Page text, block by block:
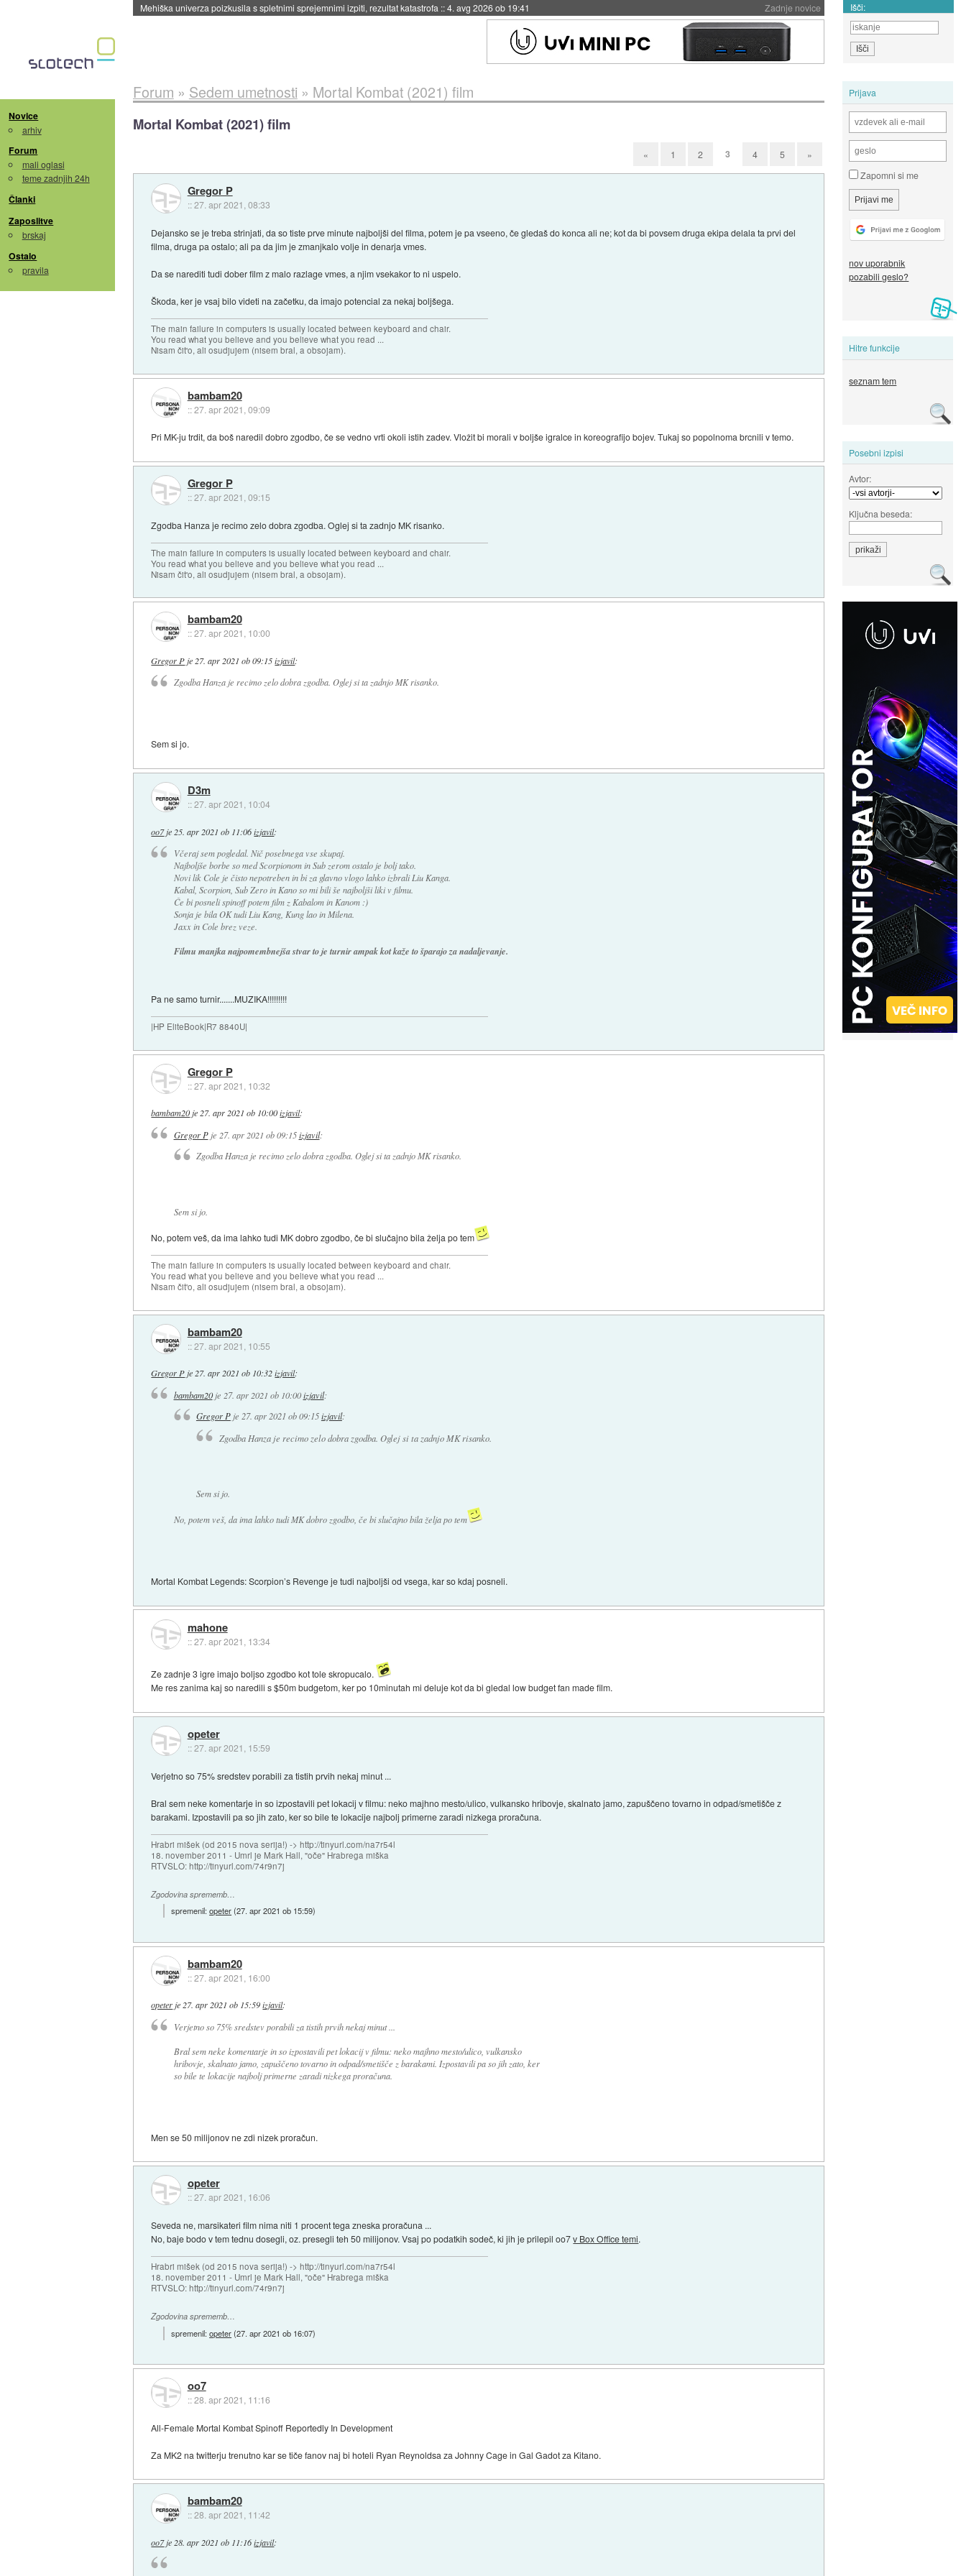
Zadnje novice
Evropska vesoljska agencija razvija svojo raketo za večkratno uporabo::4. avg 2026 ob 19:41 Išči:
Novice
arhiv
Forum
mali oglasi
teme zadnjih 24h
Članki
Zaposlitve
brskaj
Ostalo
pravila
Prijava
Zapomni si me
nov uporabnik
pozabili geslo?
Hitre funkcije
seznam tem
Posebni izpisi
Avtor:
Ključna beseda:
Forum » Sedem umetnosti » Mortal Kombat (2021) film
Mortal Kombat (2021) film
« 1 2 3 4 5 »
Gregor P
::27. apr 2021, 08:33
Dejansko se je treba strinjati, da so tiste prve minute najboljši del filma, potem je pa vseeno, če gledaš do konca ali ne; kot da bi povsem druga ekipa delala ta prvi del
filma, druga pa ostalo; ali pa da jim je zmanjkalo volje in denarja vmes.
Da se narediti tudi dober film z malo razlage vmes, a njim vsekakor to ni uspelo.
Škoda, ker je vsaj bilo videti na začetku, da imajo potencial za nekaj boljšega.
The main failure in computers is usually located between keyboard and chair.
You read what you believe and you believe what you read ...
Nisam čit'o, ali osudjujem (nisem bral, a obsojam).
bambam20
::27. apr 2021, 09:09
Pri MK-ju trdit, da boš naredil dobro zgodbo, če se vedno vrti okoli istih zadev. Vložit bi morali v boljše igralce in koreografijo bojev. Tukaj so popolnoma brcnili v temo.
Gregor P
::27. apr 2021, 09:15
Zgodba Hanza je recimo zelo dobra zgodba. Oglej si ta zadnjo MK risanko.
The main failure in computers is usually located between keyboard and chair.
You read what you believe and you believe what you read ...
Nisam čit'o, ali osudjujem (nisem bral, a obsojam).
bambam20
::27. apr 2021, 10:00
Gregor P je 27. apr 2021 ob 09:15 izjavil:
Zgodba Hanza je recimo zelo dobra zgodba. Oglej si ta zadnjo MK risanko.
Sem si jo.
D3m
::27. apr 2021, 10:04
oo7je 25. apr 2021 ob 11:06 izjavil:
Včeraj sem pogledal. Nič posebnega vse skupaj.
Najboljše borbe so med Scorpionom in Sub zerom ostalo je bolj tako.
Novi lik Cole je čisto nepotreben in bi za glavno vlogo lahko izbrali Liu Kanga.
Kabal, Scorpion, Sub Zero in Kano so mi bili še najboljši liki v filmu.
Če bi posneli spinoff potem film z Kabalom in Kanom :)
Sonja je bila OK tudi Liu Kang, Kung lao in Milena.
Jaxx in Cole brez veze.
Filmu manjka najpomembnejša stvar to je turnir ampak kot kaže to šparajo za nadaljevanje.
Pa ne samo turnir.......MUZIKA!!!!!!!!!
|HP EliteBook|R7 8840U|
Gregor P
::27. apr 2021, 10:32
bambam20je27. apr 2021 ob 10:00 izjavil:
Gregor Pje 27. apr 2021 ob 09:15 izjavil:
Zgodba Hanza je recimo zelo dobra zgodba. Oglej si ta zadnjo MK risanko.
Sem si jo.
No, potem veš, da ima lahko tudi MK dobro zgodbo, če bi slučajno bila želja po tem
The main failure in computers is usually located between keyboard and chair.
You read what you believe and you believe what you read ...
Nisam čit'o, ali osudjujem (nisem bral, a obsojam).
bambam20
::27. apr 2021, 10:55
Gregor Pje27. apr 2021 ob 10:32 izjavil:
bambam20je 27. apr 2021 ob 10:00 izjavil:
Gregor Pje 27. apr 2021 ob 09:15izjavil:
Zgodba Hanza je recimo zelo dobra zgodba. Oglej si ta zadnjo MK risanko.
Sem si jo.
No, potem veš, da ima lahko tudi MK dobro zgodbo, če bi slučajno bila želja po tem
Mortal Kombat Legends: Scorpion’s Revenge je tudi najboljši od vsega, kar so kdaj posneli.
mahone
::27. apr 2021, 13:34
Ze zadnje 3 igre imajo boljso zgodbo kot tole skropucalo.
Me res zanima kaj so naredili s $50m budgetom, ker po 10minutah mi deluje kot da bi gledal low budget fan made film.
opeter
::27. apr 2021, 15:59
Verjetno so 75% sredstev porabili za tistih prvih nekaj minut ...
Bral sem neke komentarje in so izpostavili pet lokacij v filmu: neko majhno mesto/ulico, vulkansko hribovje, skalnato jamo, zapuščeno tovarno in odpad/smetišče z
barakami. Izpostavili pa so jih zato, ker so bile te lokacije najbolj primerne zaradi nizkega proračuna.
Hrabri mišek (od 2015 nova serija!) -> http://tinyurl.com/na7r54l
18. november 2011 - Umrl je Mark Hall, "oče" Hrabrega miška
RTVSLO: http://tinyurl.com/74r9n7j
Zgodovina sprememb…
spremenil:opeter(27. apr 2021 ob 15:59)
bambam20
::27. apr 2021, 16:00
opeterje27. apr 2021 ob 15:59 izjavil:
Verjetno so 75% sredstev porabili za tistih prvih nekaj minut ...
Bral sem neke komentarje in so izpostavili pet lokacij v filmu: neko majhno mesto/ulico, vulkansko
hribovje, skalnato jamo, zapuščeno tovarno in odpad/smetišče z barakami. Izpostavili pa so jih zato, ker
so bile te lokacije najbolj primerne zaradi nizkega proračuna.
Men se 50 milijonov ne zdi nizek proračun.
opeter
::27. apr 2021, 16:06
Seveda ne, marsikateri film nima niti 1 procent tega zneska proračuna ...
No, baje bodo v tem tednu dosegli, oz. presegli teh 50 milijonov. Vsaj po podatkih sodeč, ki jih je prilepil oo7v Box Office temi.
Hrabri mišek (od 2015 nova serija!) -> http://tinyurl.com/na7r54l
18. november 2011 - Umrl je Mark Hall, "oče" Hrabrega miška
RTVSLO: http://tinyurl.com/74r9n7j
Zgodovina sprememb…
spremenil:opeter(27. apr 2021 ob 16:07)
oo7
::28. apr 2021, 11:16
All-Female Mortal Kombat Spinoff Reportedly In Development
Za MK2 na twitterju trenutno kar se tiče fanov naj bi hoteli Ryan Reynoldsa za Johnny Cage in Gal Gadot za Kitano.
bambam20
::28. apr 2021, 11:42
oo7je 28. apr 2021 ob 11:16 izjavil: